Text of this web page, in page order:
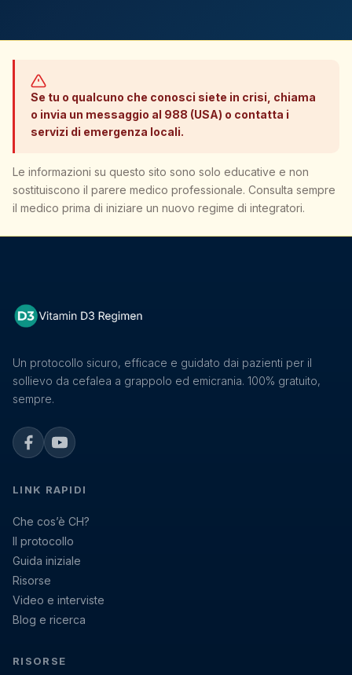
Se tu o qualcuno che conosci siete in crisi, chiama
o invia un messaggio al 988 (USA) o contatta i
servizi di emergenza locali.
Le informazioni su questo sito sono solo educative e non
sostituiscono il parere medico professionale. Consulta sempre
il medico prima di iniziare un nuovo regime di integratori.
Un protocollo sicuro, efficace e guidato dai pazienti per il
sollievo da cefalea a grappolo ed emicrania. 100% gratuito,
sempre.
FacebookYouTube
LINK RAPIDI
Che cos’è CH?
Il protocollo
Guida iniziale
Risorse
Video e interviste
Blog e ricerca
RISORSE